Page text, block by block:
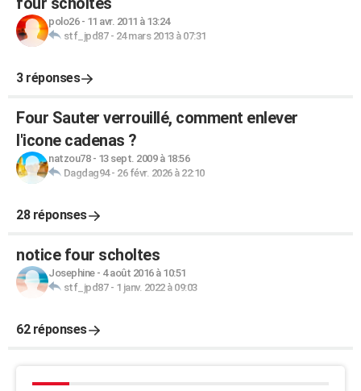
polo26- 11 avr. 2011 à 13:24
stf_jpd87- 24 mars 2013 à 07:31
3 réponses
Four Sauter verrouillé, comment enlever
l'icone cadenas ?
natzou78- 13 sept. 2009 à 18:56
Dagdag94- 26 févr. 2026 à 22:10
28 réponses
notice four scholtes
Josephine- 4 août 2016 à 10:51
stf_jpd87- 1 janv. 2022 à 09:03
62 réponses